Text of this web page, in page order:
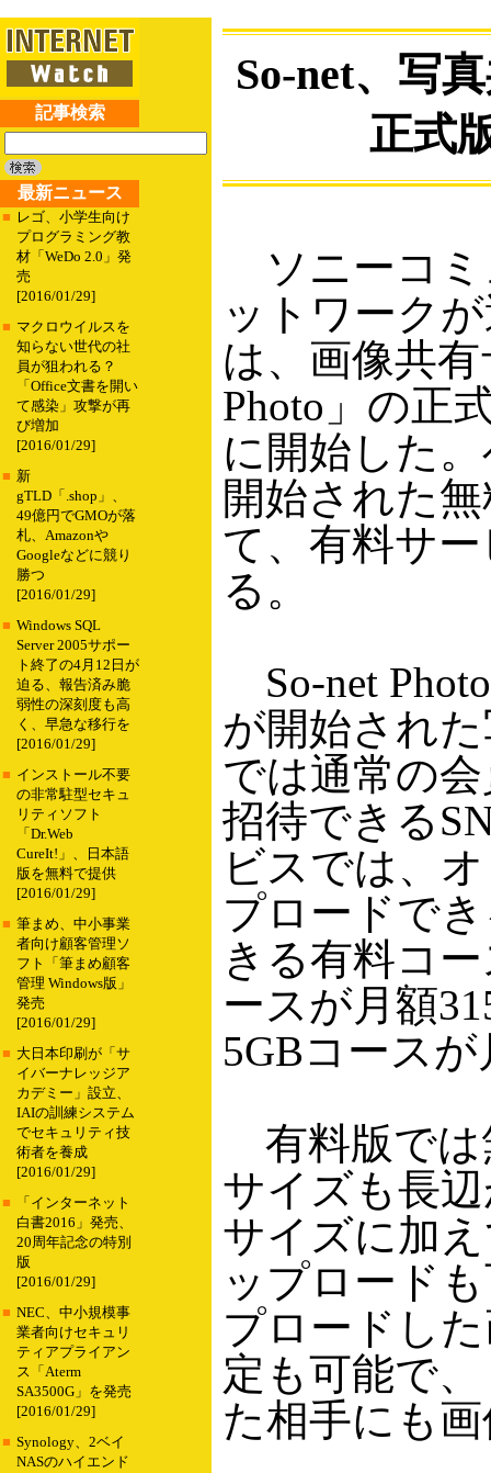
記事検索
最新ニュース
■ レゴ、小学生向け
プログラミング教
材「WeDo 2.0」発
売
[2016/01/29]
■ マクロウイルスを
知らない世代の社
員が狙われる？
「Office文書を開い
て感染」攻撃が再
び増加
[2016/01/29]
■ 新
gTLD「.shop」、
49億円でGMOが落
札、Amazonや
Googleなどに競り
勝つ
[2016/01/29]
■ Windows SQL
Server 2005サポー
ト終了の4月12日が
迫る、報告済み脆
弱性の深刻度も高
く、早急な移行を
[2016/01/29]
■ インストール不要
の非常駐型セキュ
リティソフト
「Dr.Web
CureIt!」、日本語
版を無料で提供
[2016/01/29]
■ 筆まめ、中小事業
者向け顧客管理ソ
フト「筆まめ顧客
管理 Windows版」
発売
[2016/01/29]
■ 大日本印刷が「サ
イバーナレッジア
カデミー」設立、
IAIの訓練システム
でセキュリティ技
術者を養成
[2016/01/29]
■
「インターネット
白書2016」発売、
20周年記念の特別
版
[2016/01/29]
■ NEC、中小規模事
業者向けセキュリ
ティアプライアン
ス「Aterm
SA3500G」を発売
[2016/01/29]
■ Synology、2ベイ
NASのハイエンド
So-net、写
正式
ソニーコミ
ットワーク
は、画像共
Photo」の正
に開始した
開始された
て、有料サ
る。
So-net
が開始され
では通常の
招待できる
ビスでは、
プロードで
きる有料コ
ースが月額
5GBコースが
有料版では
サイズも長
サイズに加
ップロード
プロードし
定も可能で
た相手にも